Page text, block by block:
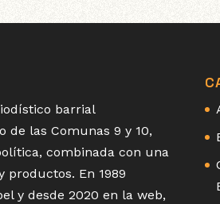
barrial
de las Comunas 9 y 10,
combinada con una
En 1989
y desde 2020 en la web,